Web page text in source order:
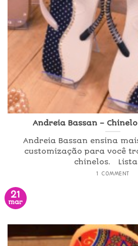
Andreia Bassan –
Andreia Bassan ensina
customização para você
chinelos. Lista
1 COMMENT
21
mar